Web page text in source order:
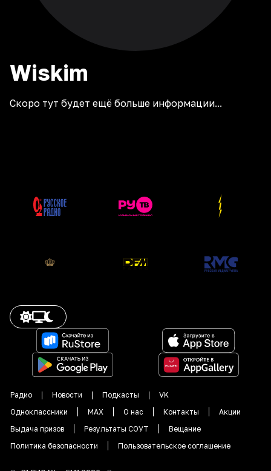
Wiskim
Скоро тут будет ещё больше информации...
Радио Новости Подкасты
VK
Одноклассники
MAX О нас Контакты
Акции
Выдача призов
Результаты СОУТ
Вещание
Политика безопасности
Пользовательское соглашение